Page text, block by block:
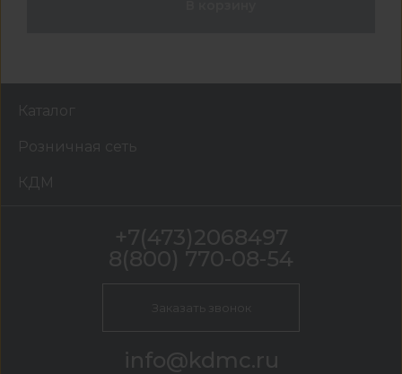
Каталог
Розничная сеть
КДМ
+7(473)2068497
8(800) 770-08-54
Заказать звонок
info@kdmc.ru